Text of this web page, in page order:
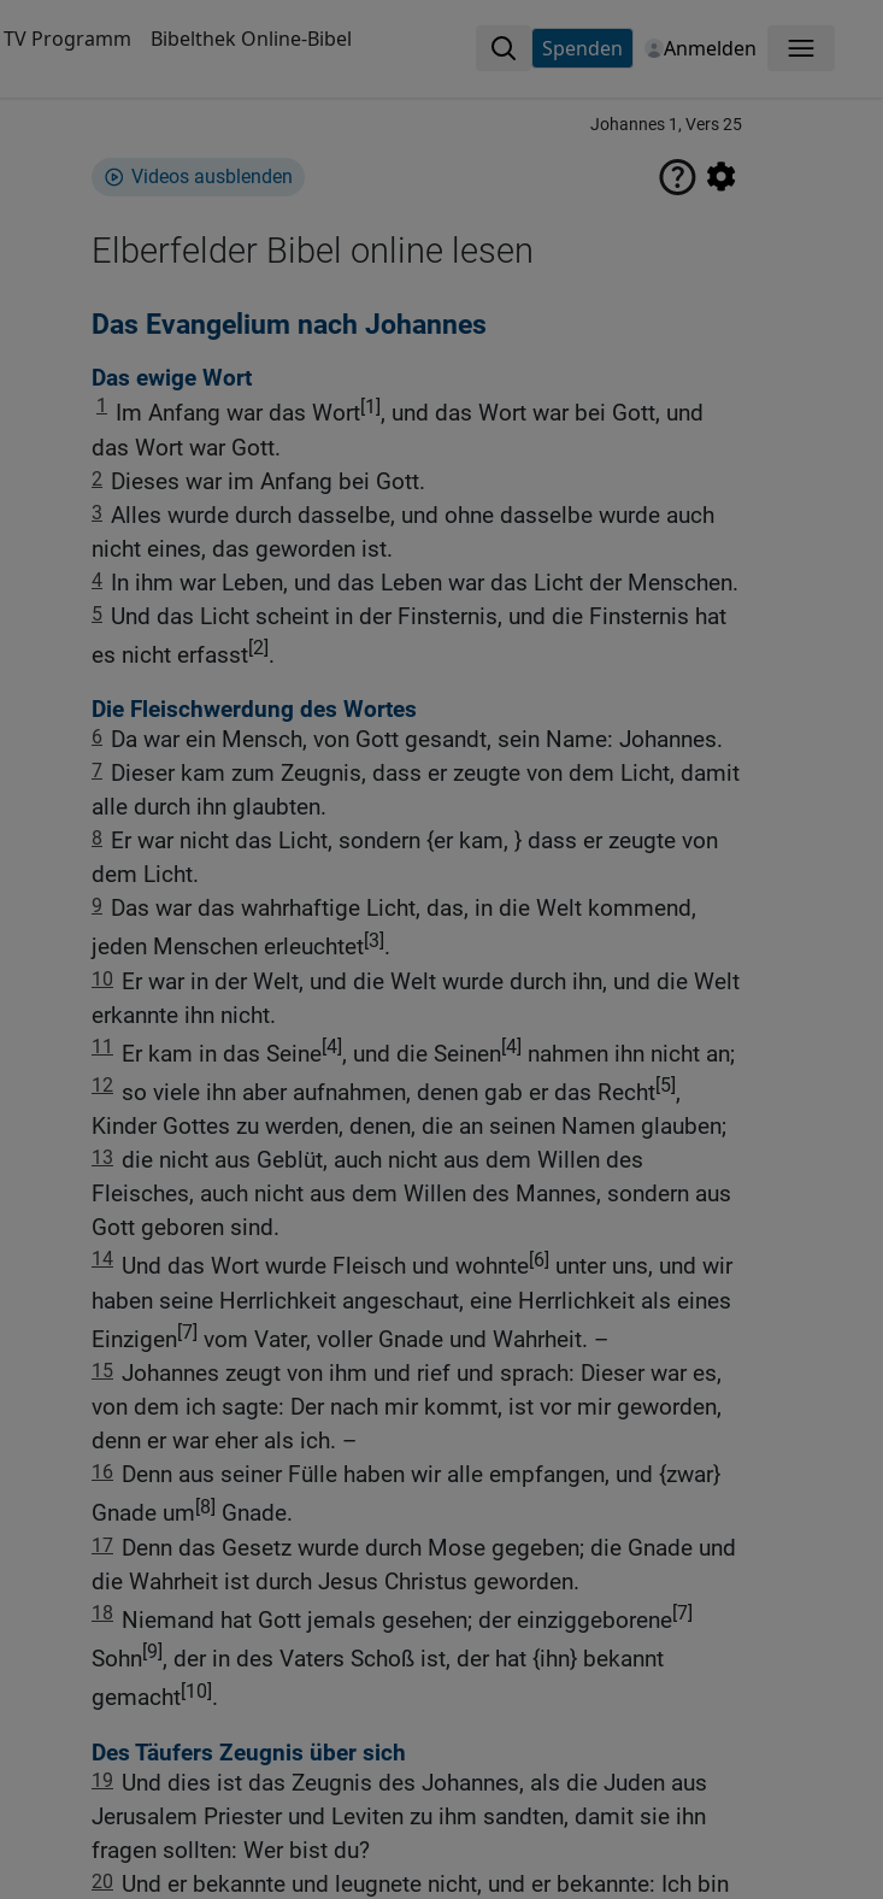
TV Programm Bibelthek Online-Bibel Spenden Anmelden Menü
Johannes 1, Vers 25
Videos ausblenden
Elberfelder Bibel online lesen
Das Evangelium nach Johannes
Das ewige Wort
1 Im Anfang war das Wort[1], und das Wort war bei Gott, und
das Wort war Gott.
2 Dieses war im Anfang bei Gott.
3 Alles wurde durch dasselbe, und ohne dasselbe wurde auch
nicht eines, das geworden ist.
4 In ihm war Leben, und das Leben war das Licht der Menschen.
5 Und das Licht scheint in der Finsternis, und die Finsternis hat
es nicht erfasst[2].
Die Fleischwerdung des Wortes
6 Da war ein Mensch, von Gott gesandt, sein Name: Johannes.
7 Dieser kam zum Zeugnis, dass er zeugte von dem Licht, damit
alle durch ihn glaubten.
8 Er war nicht das Licht, sondern {er kam, } dass er zeugte von
dem Licht.
9 Das war das wahrhaftige Licht, das, in die Welt kommend,
jeden Menschen erleuchtet[3].
10 Er war in der Welt, und die Welt wurde durch ihn, und die Welt
erkannte ihn nicht.
11 Er kam in das Seine[4], und die Seinen[4] nahmen ihn nicht an;
12 so viele ihn aber aufnahmen, denen gab er das Recht[5],
Kinder Gottes zu werden, denen, die an seinen Namen glauben;
13 die nicht aus Geblüt, auch nicht aus dem Willen des
Fleisches, auch nicht aus dem Willen des Mannes, sondern aus
Gott geboren sind.
14 Und das Wort wurde Fleisch und wohnte[6] unter uns, und wir
haben seine Herrlichkeit angeschaut, eine Herrlichkeit als eines
Einzigen[7] vom Vater, voller Gnade und Wahrheit. –
15 Johannes zeugt von ihm und rief und sprach: Dieser war es,
von dem ich sagte: Der nach mir kommt, ist vor mir geworden,
denn er war eher als ich. –
16 Denn aus seiner Fülle haben wir alle empfangen, und {zwar}
Gnade um[8] Gnade.
17 Denn das Gesetz wurde durch Mose gegeben; die Gnade und
die Wahrheit ist durch Jesus Christus geworden.
18 Niemand hat Gott jemals gesehen; der einziggeborene[7]
Sohn[9], der in des Vaters Schoß ist, der hat {ihn} bekannt
gemacht[10].
Des Täufers Zeugnis über sich
19 Und dies ist das Zeugnis des Johannes, als die Juden aus
Jerusalem Priester und Leviten zu ihm sandten, damit sie ihn
fragen sollten: Wer bist du?
20 Und er bekannte und leugnete nicht, und er bekannte: Ich bin